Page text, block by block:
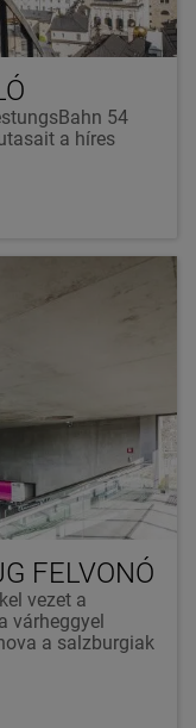
54
a híres
FELVONÓ
vezet a
várheggyel
a salzburgiak